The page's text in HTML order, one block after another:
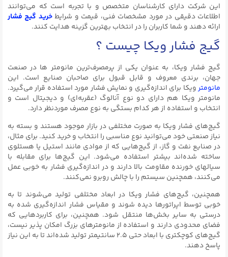
این شرکت دارای کارشناسان متخصص و با تجربه است که می‌توانند
اطلاعات دقیقی در مورد مشخصات فنی، قیمت و شرایطخرید گیج فشار
ارائه دهند و شما کاربران را در انتخاب بهترین گزینه هدایت کنند.
گیج فشار ویکا چیست ؟
گیج فشار ویکا، به عنوان یکی از پرمصرف‌ترین مانومتر ها در صنعت
جهان، برندی معروف و قابل قبول برای صاحبان صنایع است. این
مانومترویکا برای اندازه‌گیری و نمایش فشار مورد استفاده قرار می‌گیرد.
مانومتر ویکا هم دارای دو نوع آنالوگ (عقربه‌ای) و دیجیتال است و
انتخاب و استفاده از هر کدام بستگی به نوع مصرف موردنظر دارد.
گیج‌های فشار ویکا به صورت مختلفی در بازار موجود هستند و بسته به
نیاز صنعتی خود می‌توانید نوع مناسبی را انتخاب و خرید کنید. برای مثال،
در صنایع نفت و گاز، از گیج‌هایی که از موادی مانند استیل یا هستلوی
ساخته شده‌اند بیشتر استفاده می‌شود. این گیج‌ها برای مقابله با
سیالهای خورنده مقاومت بالا دارند و در اندازه‌گیری فشار به خوبی عمل
می‌کنند، همچنین سیستم را با چالش روبرو نمی‌کنند.
همچنین، گیج‌های فشار ویکا در ابعاد مختلفی تولید می‌شوند تا به
خوبی توسط اپراتورها دیده شوند و مقیاس فشار اندازه‌گیری شده به
درستی به سایر بخش‌ها منتقل شود. همچنین، برای کاربردهایی که
فضای محدودی دارند و استفاده از مانومتر‌های بزرگ امکان پذیر نیست،
گیج‌های کوچکتری با ابعاد حتی ۲.۵ سانتیمتر تولید شده‌اند تا به این نیاز
پاسخ دهند.